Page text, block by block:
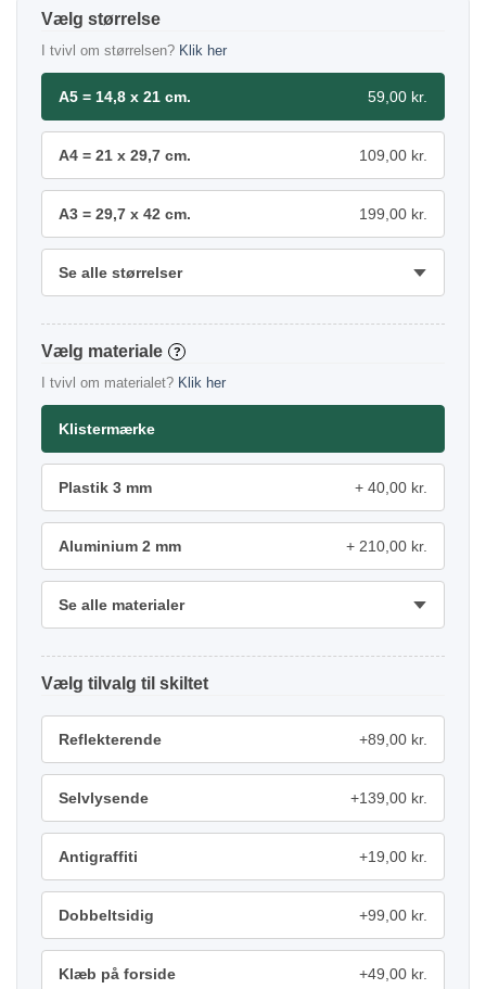
størrelse
I tvivl om størrelsen? Klik her
A5 = 14,8 x 21 cm. 59,00 kr.
A4 = 21 x 29,7 cm. 109,00 kr.
A3 = 29,7 x 42 cm. 199,00 kr.
Se alle størrelser
materiale ?
I tvivl om materialet? Klik her
Klistermærke
Plastik 3 mm 40,00 kr.
Aluminium 2 mm 210,00 kr.
Se alle materialer
tilvalg
Reflekterende +89,00 kr.
Selvlysende +139,00 kr.
Antigraffiti +19,00 kr.
Dobbeltsidig +99,00 kr.
Klæb på forside +49,00 kr.